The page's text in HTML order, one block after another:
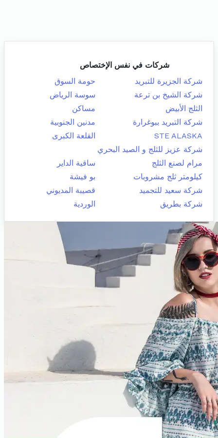
شركات في نفس الإختصاص
شركة الجزيرة للتبريد
حومة السوق
شركة الشيخ بن ترعة
سوسة الرياض
الثلج الأبيض
مساكن
شركة التبريد ببوغرارة
مدنين الجنوبية
STE ALASKA
القلعة الكبرى
شركة عزيز للثلج و الصيد البحري
مرام لصنع الثلج
ساقية الداير
كيلومتر ثلج مشروبات
بو فيشة
شركة سعيد للتجميد
قصيبة المديوني
شركة بطريق
الوردية